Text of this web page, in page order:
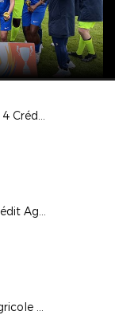
Photos finale Coupe U14 Crédit Agricole 2023-2024
Finale Coupe Jeunes Crédit Agricole U18F
Coupe Jeunes Crédit Agricole U18G